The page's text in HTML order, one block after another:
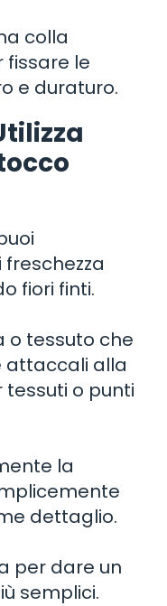
colla
fissare le
e duraturo.
fiori finti.
o tessuto che
attaccali alla
o punti
la
dettaglio.
per dare un
semplici.